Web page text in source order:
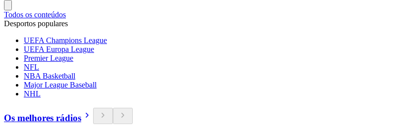
Todos os conteúdos
Desportos populares
UEFA Champions League
UEFA Europa League
Premier League
NFL
NBA Basketball
Major League Baseball
NHL
Os melhores rádios